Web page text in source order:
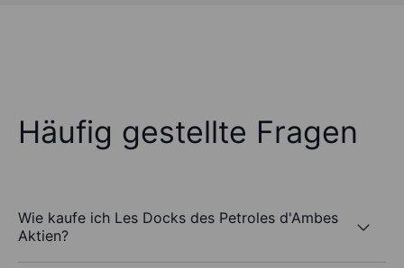
Häufig gestellte Fragen
Wie kaufe ich Les Docks des Petroles d'Ambes
Aktien?